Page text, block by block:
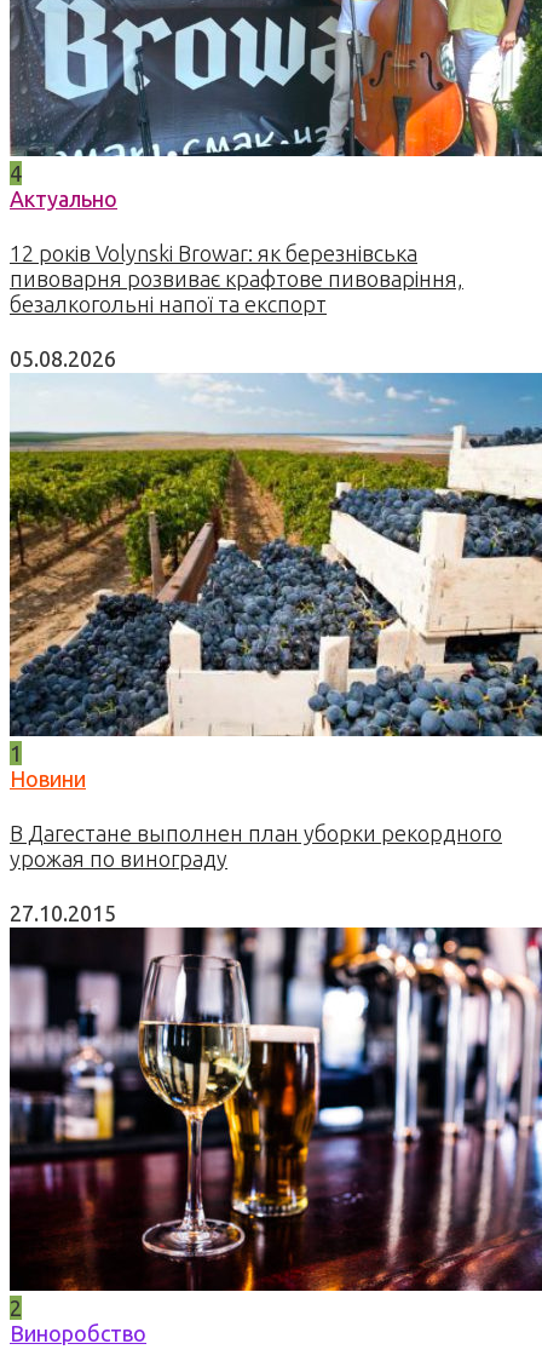
4
Актуально
12 років Volynski Browar: як березнівська
пивоварня розвиває крафтове пивоваріння,
безалкогольні напої та експорт
05.08.2026
1
Новини
В Дагестане выполнен план уборки рекордного
урожая по винограду
27.10.2015
2
Виноробство